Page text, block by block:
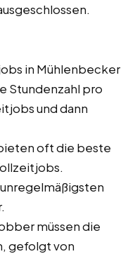
in Mühlenbecker
Stundenzahl pro
und dann
oft die beste
müssen die
gefolgt von